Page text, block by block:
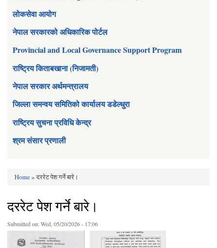
लोकसेवा आयोग
नेपाल सरकारको अधिकारिक पोर्टल
Provincial and Local Governance Support Program
राष्ट्रिय किताबखाना (निजामती)
नेपाल सरकार अर्थमन्त्रालय
जिल्ला समन्वय समितिको कार्यालय डडेल्धुरा
राष्ट्रिय सुचना प्रविधि केन्द्र
श्रम संसार प्रणाली
Home» दररेट पेश गर्ने बारे।
दररेट पेश गर्ने बारे।
Submitted on:Wed, 05/20/2026 - 17:06